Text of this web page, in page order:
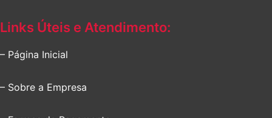
Links Úteis e Atendimento:
– Página Inicial
– Sobre a Empresa